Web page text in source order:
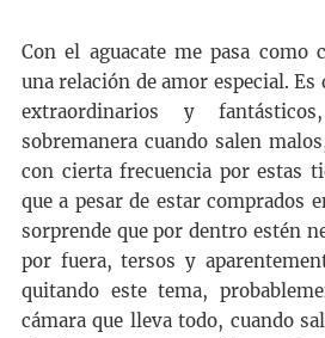
Con el aguacate me pasa como
una relación de amor especial. Es
extraordinarios y
sobremanera cuando salen
con cierta frecuencia por estas
que a pesar de estar comprados
sorprende que por dentro estén
por fuera, tersos y
quitando este tema,
cámara que lleva todo, cuando